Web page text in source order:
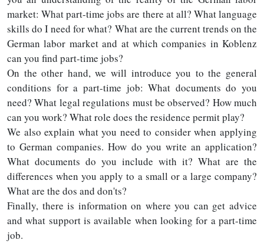
market: What part-time jobs are there at all? What language
skills do I need for what? What are the current trends on the
German labor market and at which companies in Koblenz
can you find part-time jobs?
On the other hand, we will introduce you to the general
conditions for a part-time job: What documents do you
need? What legal regulations must be observed? How much
can you work? What role does the residence permit play?
We also explain what you need to consider when applying
to German companies. How do you write an application?
What documents do you include with it? What are the
differences when you apply to a small or a large company?
What are the dos and don'ts?
Finally, there is information on where you can get advice
and what support is available when looking for a part-time
job.